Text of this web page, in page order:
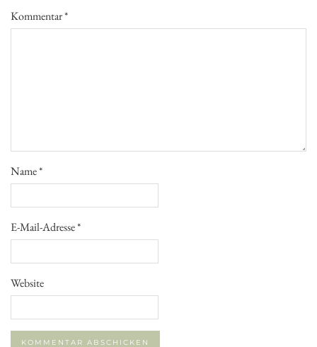
Kommentar*
Name*
E-Mail-Adresse*
Website